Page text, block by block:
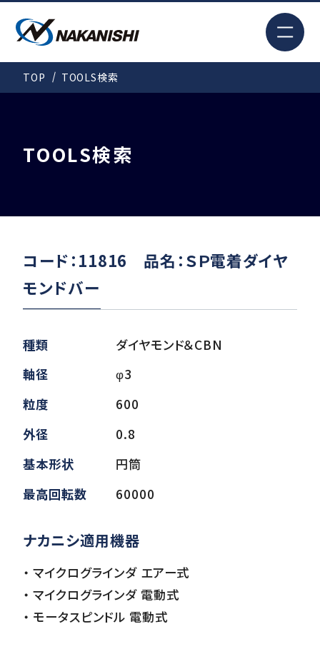
製品情報
事例紹介
ダウンロード
お客様サポート
会社情報
TOP TOOLS検索
TOOLS検索
コード：11816 品名：ＳＰ電着ダイヤ
モンドバー
種類
ダイヤモンド＆CBN
軸径
φ3
粒度
600
外径
0.8
基本形状
円筒
最高回転数
60000
ナカニシ適用機器
・ マイクログラインダ エアー式
・ マイクログラインダ 電動式
・ モータスピンドル 電動式